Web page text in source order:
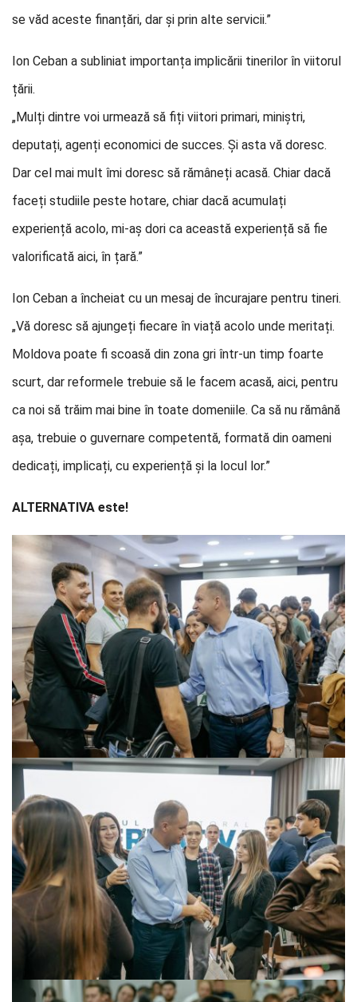
se văd aceste finanțări, dar și prin alte servicii.”
Ion Ceban a subliniat importanța implicării tinerilor în viitorul
țării.
„Mulți dintre voi urmează să fiți viitori primari, miniștri,
deputați, agenți economici de succes. Și asta vă doresc.
Dar cel mai mult îmi doresc să rămâneți acasă. Chiar dacă
faceți studiile peste hotare, chiar dacă acumulați
experiență acolo, mi-aș dori ca această experiență să fie
valorificată aici, în țară.”
Ion Ceban a încheiat cu un mesaj de încurajare pentru tineri.
„Vă doresc să ajungeți fiecare în viață acolo unde meritați.
Moldova poate fi scoasă din zona gri într-un timp foarte
scurt, dar reformele trebuie să le facem acasă, aici, pentru
ca noi să trăim mai bine în toate domeniile. Ca să nu rămână
așa, trebuie o guvernare competentă, formată din oameni
dedicați, implicați, cu experiență și la locul lor.”
ALTERNATIVA este!